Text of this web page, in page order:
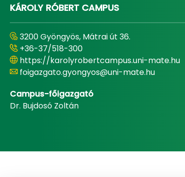
KÁROLY RÓBERT CAMPUS
3200 Gyöngyös, Mátrai út 36.
+36-37/518-300
https://karolyrobertcampus.uni-mate.hu
foigazgato.gyongyos@uni-mate.hu
Campus-főigazgató
Dr. Bujdosó Zoltán